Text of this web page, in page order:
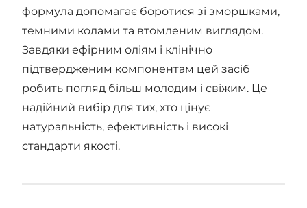
формула допомагає боротися зі зморшками,
темними колами та втомленим виглядом.
Завдяки ефірним оліям і клінічно
підтвердженим компонентам цей засіб
робить погляд більш молодим і свіжим. Це
надійний вибір для тих, хто цінує
натуральність, ефективність і високі
стандарти якості.